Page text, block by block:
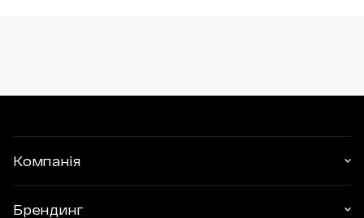
Компанія
Брендинг